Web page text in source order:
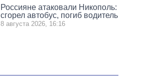
Россияне атаковали Никополь:
сгорел автобус, погиб водитель
8 августа 2026, 16:16